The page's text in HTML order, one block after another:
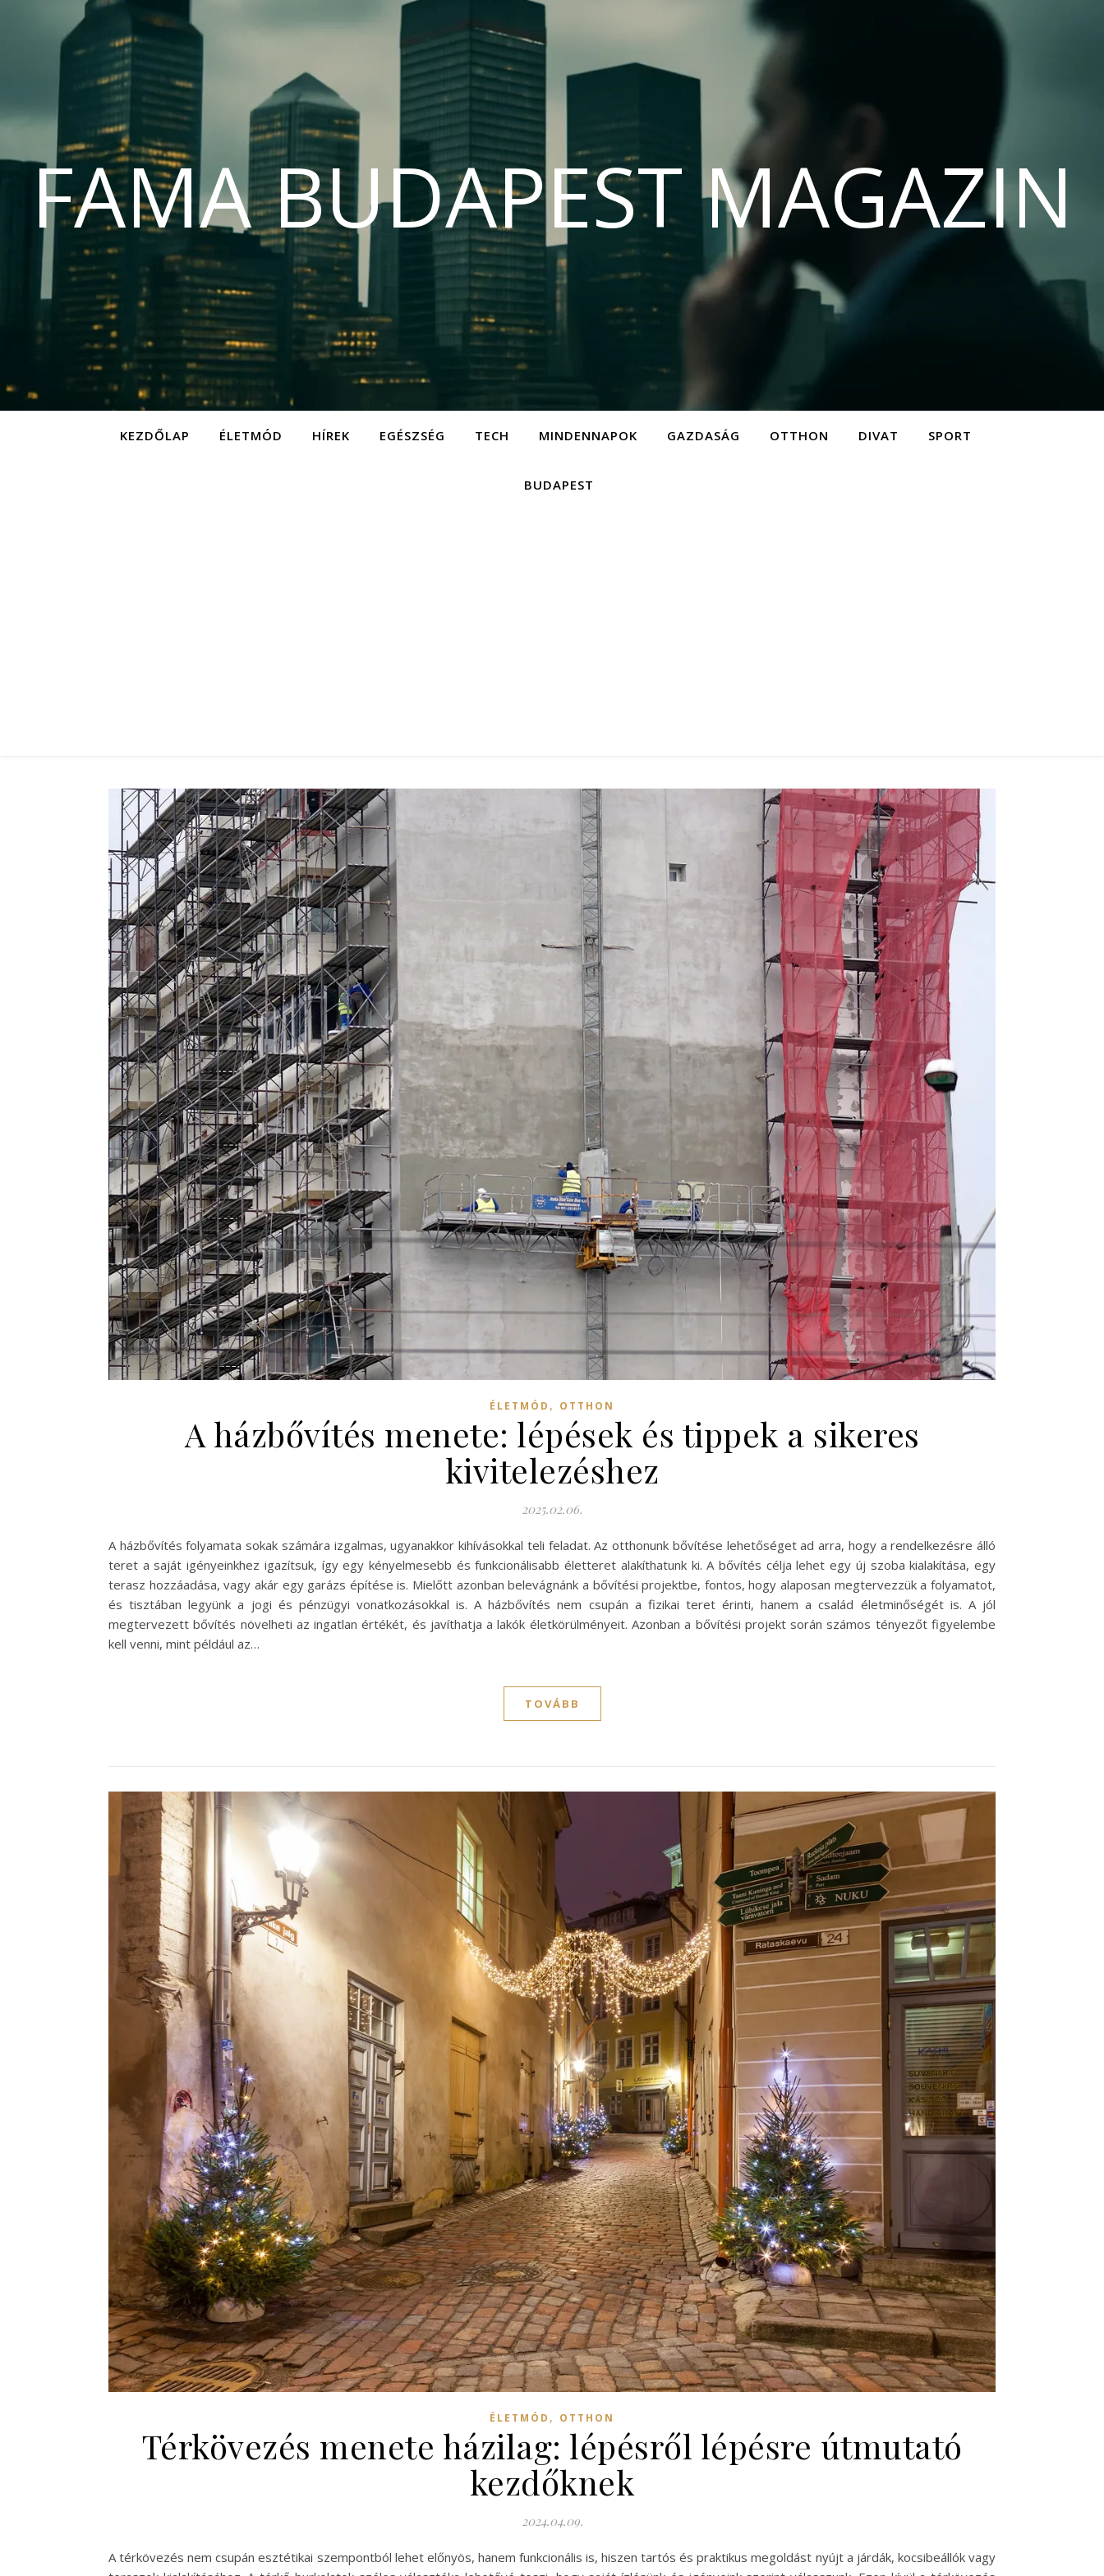
FAMA BUDAPEST MAGAZIN
KEZDŐLAP ÉLETMÓD HÍREK EGÉSZSÉG TECH MINDENNAPOK GAZDASÁG OTTHON DIVAT SPORT
BUDAPEST
ÉLETMÓD , OTTHON
A házbővítés menete: lépések és tippek a sikeres
kivitelezéshez
2025.02.06.
A házbővítés folyamata sokak számára izgalmas, ugyanakkor kihívásokkal teli feladat. Az otthonunk bővítése lehetőséget ad arra, hogy a rendelkezésre álló
teret a saját igényeinkhez igazítsuk, így egy kényelmesebb és funkcionálisabb életteret alakíthatunk ki. A bővítés célja lehet egy új szoba kialakítása, egy
terasz hozzáadása, vagy akár egy garázs építése is. Mielőtt azonban belevágnánk a bővítési projektbe, fontos, hogy alaposan megtervezzük a folyamatot,
és tisztában legyünk a jogi és pénzügyi vonatkozásokkal is. A házbővítés nem csupán a fizikai teret érinti, hanem a család életminőségét is. A jól
megtervezett bővítés növelheti az ingatlan értékét, és javíthatja a lakók életkörülményeit. Azonban a bővítési projekt során számos tényezőt figyelembe
kell venni, mint például az…
TOVÁBB
ÉLETMÓD , OTTHON
Térkövezés menete házilag: lépésről lépésre útmutató
kezdőknek
2024.04.09.
A térkövezés nem csupán esztétikai szempontból lehet előnyös, hanem funkcionális is, hiszen tartós és praktikus megoldást nyújt a járdák, kocsibeállók vagy